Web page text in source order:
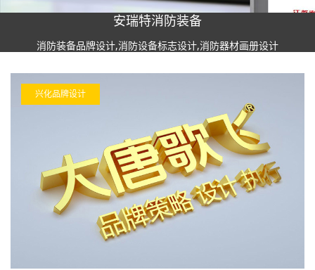
安瑞特消防装备
消防装备品牌设计,消防设备标志设计,消防器材画册设计
兴化品牌设计